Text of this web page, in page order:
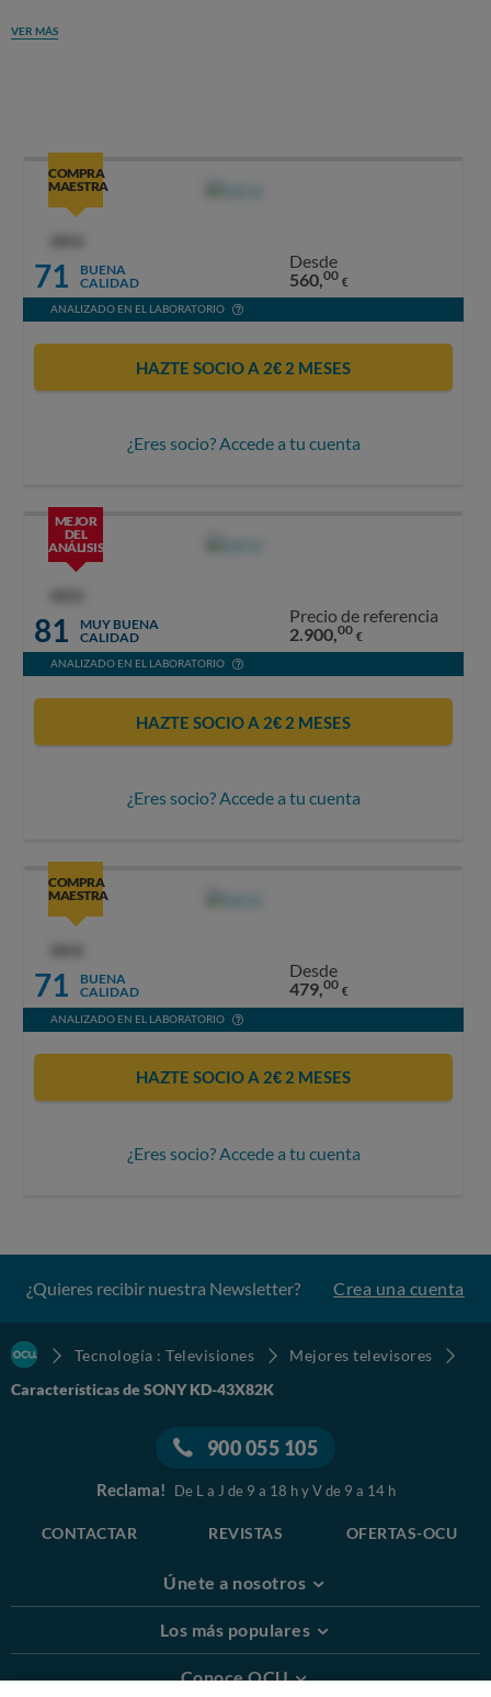
VER MÁS
COMPRA
MAESTRA
71
BUENA
CALIDAD
Desde
560,00 €
ANALIZADO EN EL LABORATORIO
HAZTE SOCIO A 2€ 2 MESES
¿Eres socio? Accede a tu cuenta
MEJOR
DEL
ANÁLISIS
81
MUY BUENA
CALIDAD
Precio de referencia
2.900,00 €
ANALIZADO EN EL LABORATORIO
HAZTE SOCIO A 2€ 2 MESES
¿Eres socio? Accede a tu cuenta
COMPRA
MAESTRA
71
BUENA
CALIDAD
Desde
479,00 €
ANALIZADO EN EL LABORATORIO
HAZTE SOCIO A 2€ 2 MESES
¿Eres socio? Accede a tu cuenta
¿Quieres recibir nuestra Newsletter? Crea una cuenta
Tecnología : Televisiones
Mejores televisores
Características de SONY KD-43X82K
900 055 105
Reclama! De L a J de 9 a 18 h y V de 9 a 14 h
CONTACTAR REVISTAS OFERTAS-OCU
Únete a nosotros
Los más populares
Conoce OCU